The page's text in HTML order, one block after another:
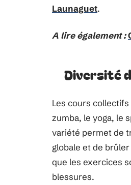
Launaguet.
A lire également :
Diversité
Les cours
zumba, le yoga, le
variété permet de
globale et de
que les exercices
blessures.